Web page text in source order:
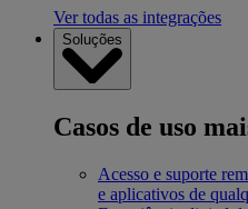
Ver todas as integrações
Soluções
Casos de uso
Acesso e suporte
e aplicativos de